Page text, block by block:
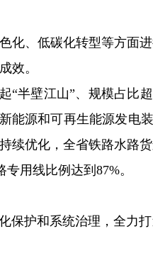
、低碳化转型等方面进
效。
“半壁江山”、规模占比
能源和可再生能源发电
优化，全省铁路水路货
用线比例达到87%。
护和系统治理，全力